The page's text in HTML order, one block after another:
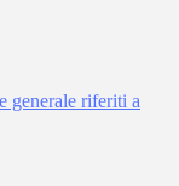
generale riferiti a